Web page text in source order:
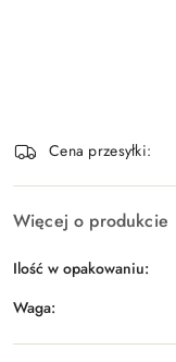
Cena przesyłki:
Więcej o produkcie
Ilość w opakowaniu:
Waga: